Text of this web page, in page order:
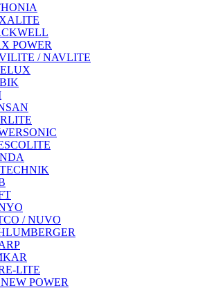
POWER
/ NAVLITE
/ NUVO
LITE
POWER